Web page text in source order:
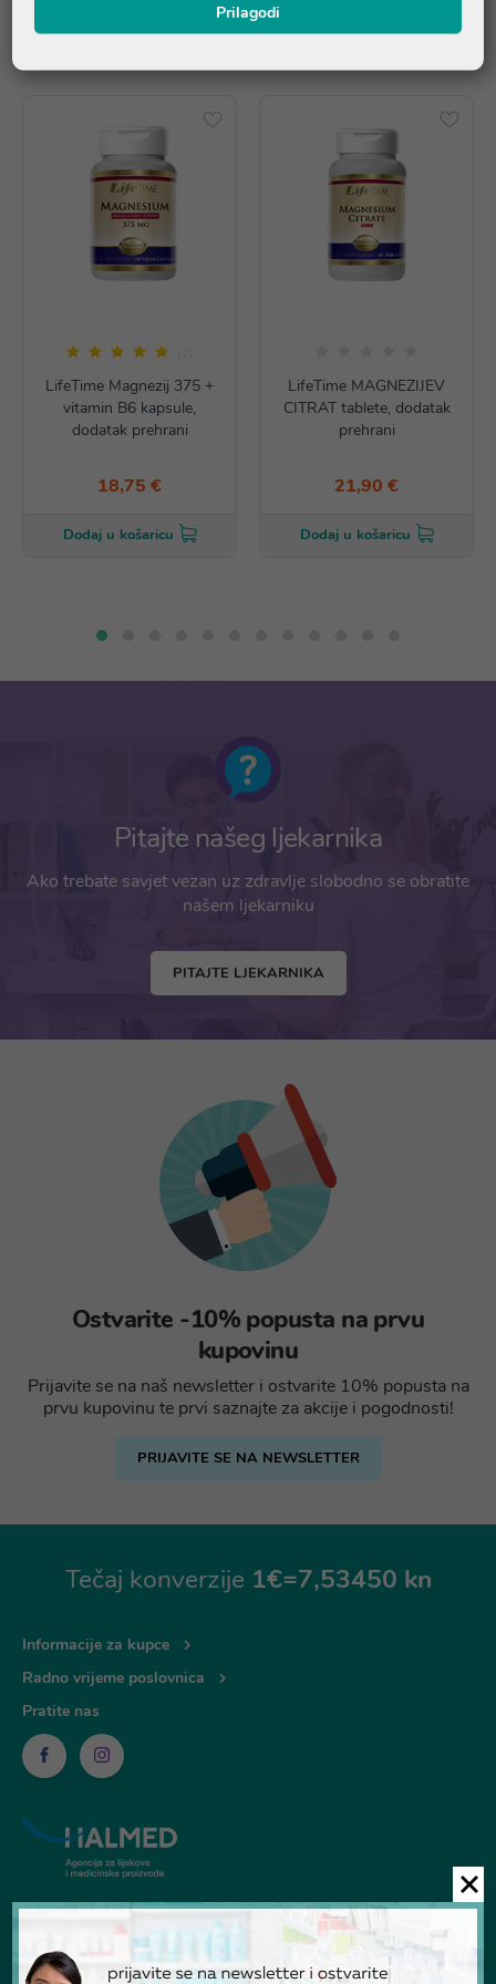
LifeTime Magnezij 375 +
vitamin B6 kapsule,
dodatak prehrani
18,75 €
Dodaj u košaricu
LifeTime MAGNEZIJEV
CITRAT tablete, dodatak
prehrani
21,90 €
Dodaj u košaricu
Pitajte našeg ljekarnika
Ako trebate savjet vezan uz zdravlje slobodno se obratite
našem ljekarniku
PITAJTE LJEKARNIKA
Ostvarite -10% popusta na prvu
kupovinu
Prijavite se na naš newsletter i ostvarite 10% popusta na
prvu kupovinu te prvi saznajte za akcije i pogodnosti!
PRIJAVITE SE NA NEWSLETTER
Tečaj konverzije 1€=7,53450 kn
Informacije za kupce
Radno vrijeme poslovnica
Pratite nas
Prilagodi